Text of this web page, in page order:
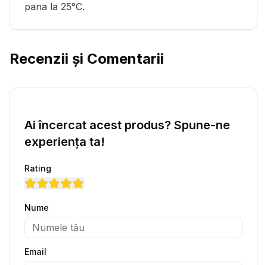
pana la 25°C.
Recenzii și Comentarii
Ai încercat acest produs? Spune-ne
experiența ta!
Rating
Nume
Email